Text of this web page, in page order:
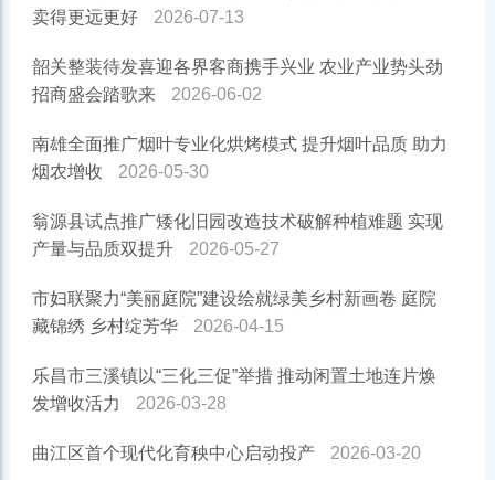
卖得更远更好
2026-07-13
韶关整装待发喜迎各界客商携手兴业 农业产业势头劲
招商盛会踏歌来
2026-06-02
南雄全面推广烟叶专业化烘烤模式 提升烟叶品质 助力
烟农增收
2026-05-30
翁源县试点推广矮化旧园改造技术破解种植难题 实现
产量与品质双提升
2026-05-27
市妇联聚力“美丽庭院”建设绘就绿美乡村新画卷 庭院
藏锦绣 乡村绽芳华
2026-04-15
乐昌市三溪镇以“三化三促”举措 推动闲置土地连片焕
发增收活力
2026-03-28
曲江区首个现代化育秧中心启动投产 2026-03-20